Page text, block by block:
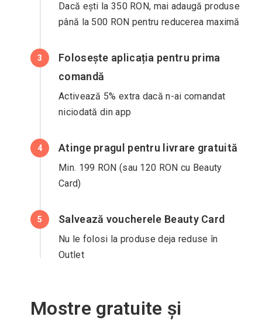
Dacă ești la 350 RON, mai adaugă produse
până la 500 RON pentru reducerea maximă
3
Folosește aplicația pentru prima
comandă
Activează 5% extra dacă n-ai comandat
niciodată din app
4 Atinge pragul pentru livrare gratuită
Min. 199 RON (sau 120 RON cu Beauty
Card)
5 Salvează voucherele Beauty Card
Nu le folosi la produse deja reduse în
Outlet
Mostre gratuite și